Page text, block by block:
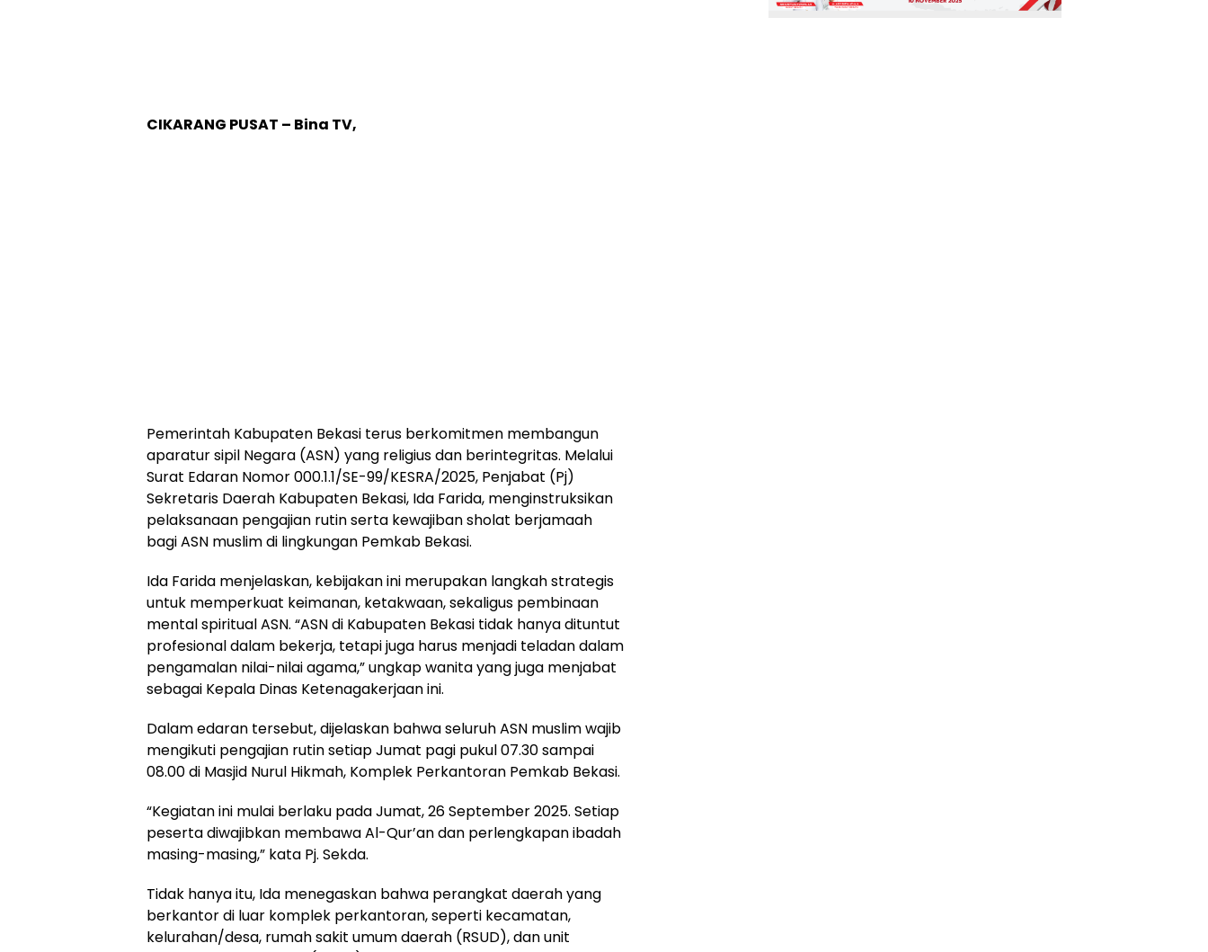
CIKARANG PUSAT – Bina TV,
Pemerintah Kabupaten Bekasi terus berkomitmen membangun
aparatur sipil Negara (ASN) yang religius dan berintegritas. Melalui
Surat Edaran Nomor 000.1.1/SE-99/KESRA/2025, Penjabat (Pj)
Sekretaris Daerah Kabupaten Bekasi, Ida Farida, menginstruksikan
pelaksanaan pengajian rutin serta kewajiban sholat berjamaah
bagi ASN muslim di lingkungan Pemkab Bekasi.
Ida Farida menjelaskan, kebijakan ini merupakan langkah strategis
untuk memperkuat keimanan, ketakwaan, sekaligus pembinaan
mental spiritual ASN. “ASN di Kabupaten Bekasi tidak hanya dituntut
profesional dalam bekerja, tetapi juga harus menjadi teladan dalam
pengamalan nilai-nilai agama,” ungkap wanita yang juga menjabat
sebagai Kepala Dinas Ketenagakerjaan ini.
Dalam edaran tersebut, dijelaskan bahwa seluruh ASN muslim wajib
mengikuti pengajian rutin setiap Jumat pagi pukul 07.30 sampai
08.00 di Masjid Nurul Hikmah, Komplek Perkantoran Pemkab Bekasi.
“Kegiatan ini mulai berlaku pada Jumat, 26 September 2025. Setiap
peserta diwajibkan membawa Al-Qur’an dan perlengkapan ibadah
masing-masing,” kata Pj. Sekda.
Tidak hanya itu, Ida menegaskan bahwa perangkat daerah yang
berkantor di luar komplek perkantoran, seperti kecamatan,
kelurahan/desa, rumah sakit umum daerah (RSUD), dan unit